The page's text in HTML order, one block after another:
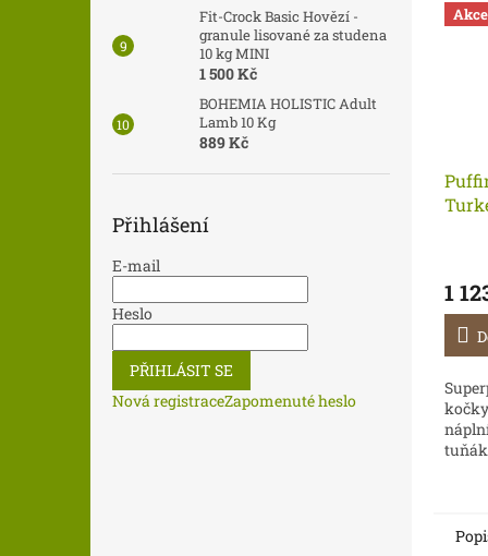
Fit-Crock Basic Hovězí -
granule lisované za studena
10 kg MINI
1 500 Kč
BOHEMIA HOLISTIC Adult
Lamb 10 Kg
889 Kč
Přihlášení
E-mail
Heslo
PŘIHLÁSIT SE
Nová registraceZapomenuté heslo
Akce
1